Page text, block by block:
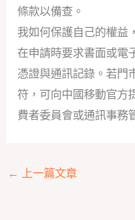
條款以備查。
我如何保護自己的權益
在申請時要求書面或電
憑證與通訊記錄。若門
符，可向中國移動官方
費者委員會或通訊事務
← 上一篇文章